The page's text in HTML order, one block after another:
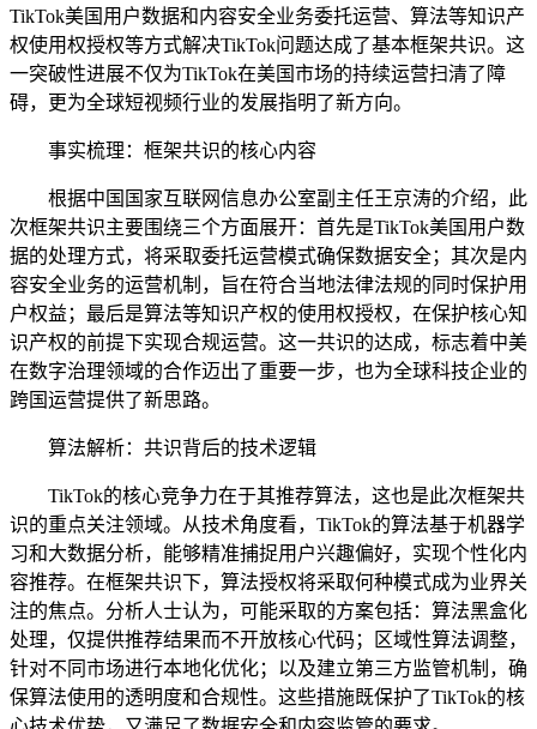
TikTok美国用户数据和内容安全业务委托运营、算法等知识产
权使用权授权等方式解决TikTok问题达成了基本框架共识。这
一突破性进展不仅为TikTok在美国市场的持续运营扫清了障
碍，更为全球短视频行业的发展指明了新方向。
事实梳理：框架共识的核心内容
根据中国国家互联网信息办公室副主任王京涛的介绍，此
次框架共识主要围绕三个方面展开：首先是TikTok美国用户数
据的处理方式，将采取委托运营模式确保数据安全；其次是内
容安全业务的运营机制，旨在符合当地法律法规的同时保护用
户权益；最后是算法等知识产权的使用权授权，在保护核心知
识产权的前提下实现合规运营。这一共识的达成，标志着中美
在数字治理领域的合作迈出了重要一步，也为全球科技企业的
跨国运营提供了新思路。
算法解析：共识背后的技术逻辑
TikTok的核心竞争力在于其推荐算法，这也是此次框架共
识的重点关注领域。从技术角度看，TikTok的算法基于机器学
习和大数据分析，能够精准捕捉用户兴趣偏好，实现个性化内
容推荐。在框架共识下，算法授权将采取何种模式成为业界关
注的焦点。分析人士认为，可能采取的方案包括：算法黑盒化
处理，仅提供推荐结果而不开放核心代码；区域性算法调整，
针对不同市场进行本地化优化；以及建立第三方监管机制，确
保算法使用的透明度和合规性。这些措施既保护了TikTok的核